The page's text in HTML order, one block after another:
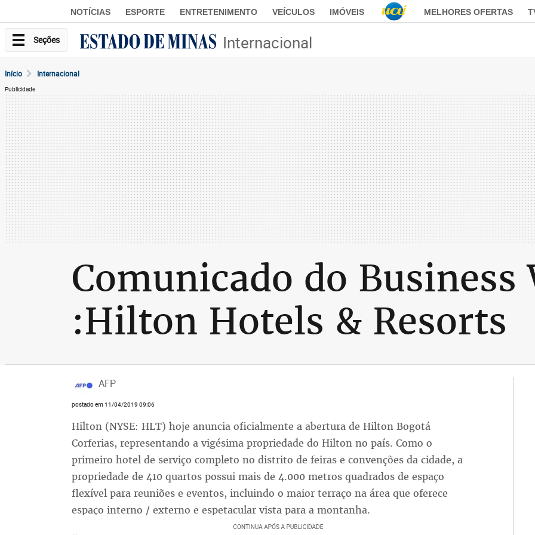
NOTÍCIAS ESPORTE ENTRETENIMENTO VEÍCULOS IMÓVEIS MELHORES OFERTAS
Seções Internacional
Início Internacional
Publicidade
Comunicado do Business
:Hilton Hotels & Resorts
AFP
postado em 11/04/2019 09:06
Hilton (NYSE: HLT) hoje anuncia oficialmente a abertura de Hilton Bogotá
Corferias, representando a vigésima propriedade do Hilton no país. Como o
primeiro hotel de serviço completo no distrito de feiras e convenções da cidade, a
propriedade de 410 quartos possui mais de 4.000 metros quadrados de espaço
flexível para reuniões e eventos, incluindo o maior terraço na área que oferece
espaço interno / externo e espetacular vista para a montanha.